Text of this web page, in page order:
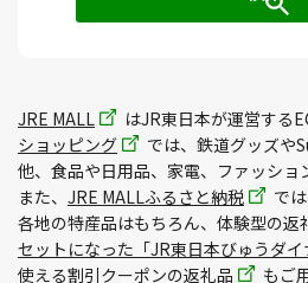
JRE MALL はJR東日本が運営する
ショッピング
では、鉄道グッズや
他、食品や日用品、家電、ファッショ
また、 JRE MALLふるさと納税
で
各地の特産品はもちろん、体験型の返
セットになった「JR東日本びゅうダ
使える割引クーポンの返礼品
もご